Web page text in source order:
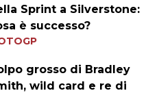
Sprint a Silverstone:
è successo?
grosso di Bradley
wild card e re di